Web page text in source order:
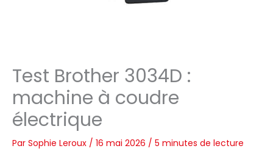
Test Brother 3034D :
machine à coudre
électrique
Par Sophie Leroux / 16 mai 2026 / 5 minutes de lecture